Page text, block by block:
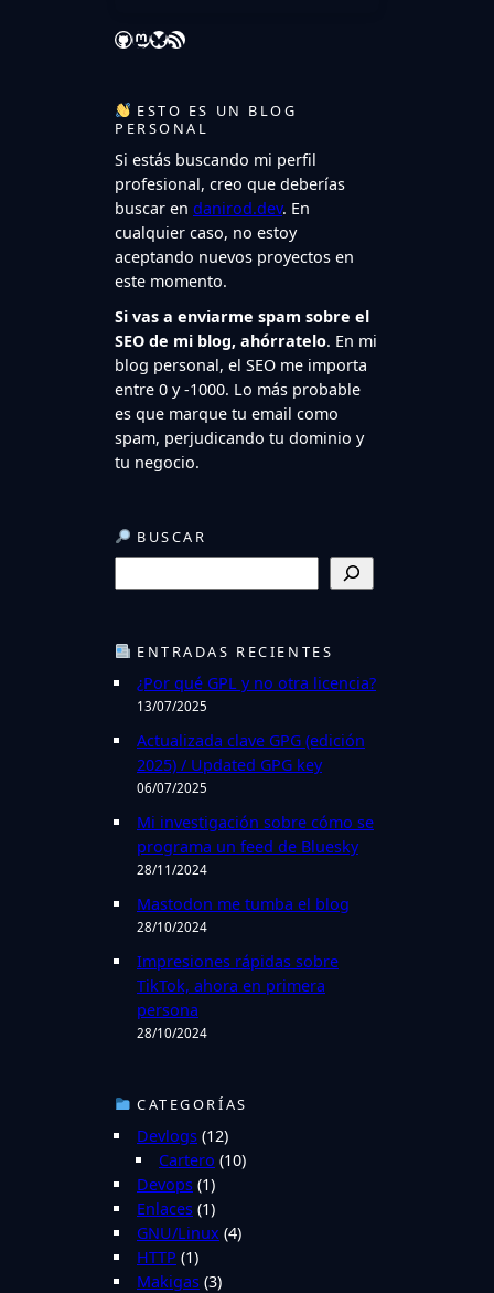
GitHub Mastodon Bluesky Feed RSS
ESTO ES UN BLOG
PERSONAL
Si estás buscando mi perfil
profesional, creo que deberías
buscar en danirod.dev. En
cualquier caso, no estoy
aceptando nuevos proyectos en
este momento.
Si vas a enviarme spam sobre el
SEO de mi blog, ahórratelo. En mi
blog personal, el SEO me importa
entre 0 y -1000. Lo más probable
es que marque tu email como
spam, perjudicando tu dominio y
tu negocio.
BUSCAR
u
c
a
r
ENTRADAS RECIENTES
¿Por qué GPL y no otra licencia?
13/07/2025
Actualizada clave GPG (edición
2025) / Updated GPG key
06/07/2025
Mi investigación sobre cómo se
programa un feed de Bluesky
28/11/2024
Mastodon me tumba el blog
28/10/2024
Impresiones rápidas sobre
TikTok, ahora en primera
persona
28/10/2024
CATEGORÍAS
Devlogs (12)
Cartero (10)
Devops (1)
Enlaces (1)
GNU/Linux (4)
HTTP (1)
Makigas (3)